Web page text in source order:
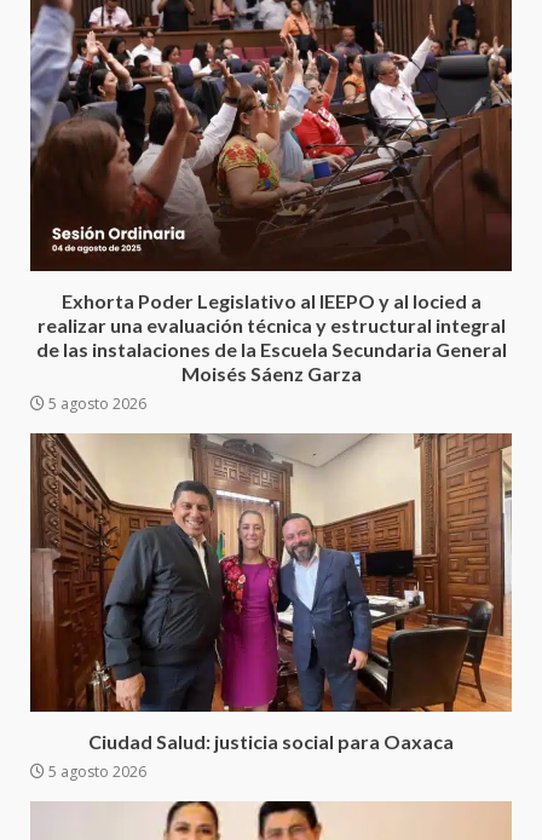
Exhorta Poder Legislativo al IEEPO y al Iocied a
realizar una evaluación técnica y estructural integral
de las instalaciones de la Escuela Secundaria General
Moisés Sáenz Garza
5 agosto 2026
Ciudad Salud: justicia social para Oaxaca
5 agosto 2026
3
Encuentro de Ariadna Montiel
con el Gobernador Salomón Jara
Cruz reafirma la consolidación
de la transformación en
territorio oaxaqueño
30 julio 2026
4
Juan Mazatlán
20 julio 2026
5
Sanciona Municipio de Oaxaca
de Juárez caso de maltrato
animal tras denuncia ciudadana
16 julio 2026
6
Detienen a Ernesto Ruffo en Baja
California; FGR lo investiga por
presuntos delitos de
16 julio 2026